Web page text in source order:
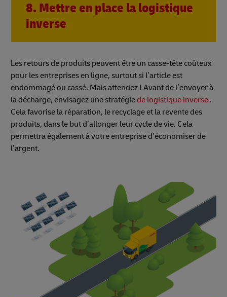
8. Mettre en place la logistique
inverse
Les retours de produits peuvent être un casse-tête coûteux
pour les entreprises en ligne, surtout si l’article est
endommagé ou cassé. Mais attendez ! Avant de l’envoyer à
la décharge, envisagez une stratégie de logistique inverse .
Cela favorise la réparation, le recyclage et la revente des
produits, dans le but d’allonger leur cycle de vie. Cela
permettra également à votre entreprise d’économiser de
l’argent.